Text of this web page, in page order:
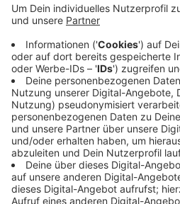
2025) relativ reibungslos
weil keine Wohnhäuser im
Fundortes lagen. Laut
Stadtgebiet der Fundort lag)
Entschärfung um 15.02 Uhr
15.42 Uhr beendet. Die
wieder aufgehoben - auch
Bahnlinien können wieder
Veröffentlicht:Donnerstag,
Anzeige